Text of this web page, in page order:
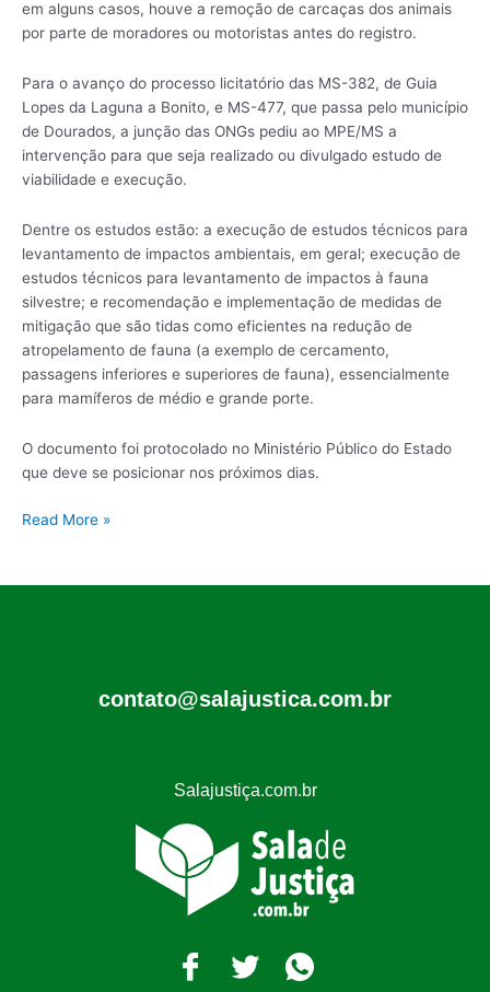
em alguns casos, houve a remoção de carcaças dos animais
por parte de moradores ou motoristas antes do registro.
Para o avanço do processo licitatório das MS-382, de Guia
Lopes da Laguna a Bonito, e MS-477, que passa pelo município
de Dourados, a junção das ONGs pediu ao MPE/MS a
intervenção para que seja realizado ou divulgado estudo de
viabilidade e execução.
Dentre os estudos estão: a execução de estudos técnicos para
levantamento de impactos ambientais, em geral; execução de
estudos técnicos para levantamento de impactos à fauna
silvestre; e recomendação e implementação de medidas de
mitigação que são tidas como eficientes na redução de
atropelamento de fauna (a exemplo de cercamento,
passagens inferiores e superiores de fauna), essencialmente
para mamíferos de médio e grande porte.
O documento foi protocolado no Ministério Público do Estado
que deve se posicionar nos próximos dias.
Read More »
contato@salajustica.com.br
Salajustiça.com.br